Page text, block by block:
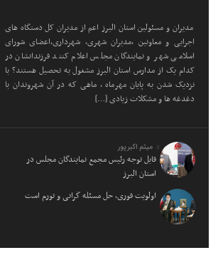
مدیران و مسئولین استان البرز اعم از مدیران کل دستگاه های
اجرایی و معاونین ،مدیران شهری، شهرداری،اعضای شورای
اسلامی شهر و نمایندگان مجلس اعلام کنند فرزندانشان در
کدام یک از مدارس استان البرز مشغول به تحصیل هستند؟ با
نزدیک شدن به پایان مهرماه ، ماهی که در آن شهروندان با
دغدغه ها و مشکلات زیادی […]
میثم اکبرپور
قابل توجه رئیس مجمع نمایندگان مجلس در
استان البرز
اولویت فوری، حل مسئله گرانی و تورم است